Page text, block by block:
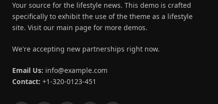
Your source for the lifestyle news. This demo is crafted
specifically to exhibit the use of the theme as a lifestyle
site. Visit our main page for more demos.
We're accepting new partnerships right now.
Email Us: info@example.com
Contact: +1-320-0123-451